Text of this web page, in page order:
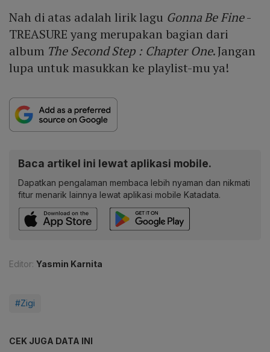
Nah di atas adalah lirik lagu Gonna Be Fine-
TREASURE yang merupakan bagian dari
album The Second Step : Chapter One. Jangan
lupa untuk masukkan ke playlist-mu ya!
Baca artikel ini lewat aplikasi mobile.
Dapatkan pengalaman membaca lebih nyaman dan nikmati
fitur menarik lainnya lewat aplikasi mobile Katadata.
Editor: Yasmin Karnita
#Zigi
CEK JUGA DATA INI